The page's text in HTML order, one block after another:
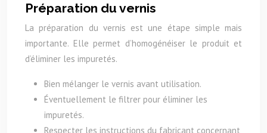
Préparation du vernis
La préparation du vernis est une étape simple mais
importante. Elle permet d’homogénéiser le produit et
d’éliminer les impuretés.
Bien mélanger le vernis avant utilisation.
Éventuellement le filtrer pour éliminer les
impuretés.
Respecter les instructions du fabricant concernant